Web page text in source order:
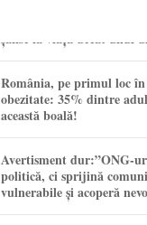
șanse la viață decât unul
România, pe primul loc
obezitate: 35% dintre
această boală!
Avertisment dur:”ONG-
politică, ci sprijină
vulnerabile și acoperă